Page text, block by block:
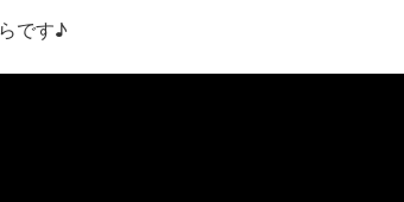
です♪